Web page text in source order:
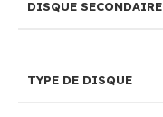
DISQUE SECONDAIRE
TYPE DE DISQUE